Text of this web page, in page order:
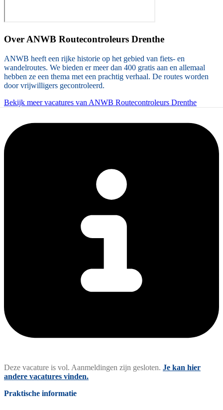
Over ANWB Routecontroleurs Drenthe
ANWB heeft een rijke historie op het gebied van fiets- en
wandelroutes. We bieden er meer dan 400 gratis aan en allemaal
hebben ze een thema met een prachtig verhaal. De routes worden
door vrijwilligers gecontroleerd.
Bekijk meer vacatures van ANWB Routecontroleurs Drenthe
Deze vacature is vol. Aanmeldingen zijn gesloten. Je kan hier
andere vacatures vinden.
Praktische informatie